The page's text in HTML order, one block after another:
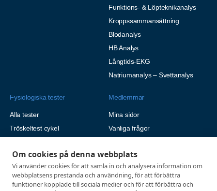
Om cookies på denna webbplats
Vi använder cookies för att samla in och analysera information om
webbplatsens prestanda och användning, för att förbättra
funktioner kopplade till sociala medier och för att förbättra och
Funktions- & Löpteknikanalys
Kroppssammansättning
Blodanalys
HB Analys
Långtids-EKG
Natriumanalys – Svettanalys
Fysiologiska tester
Alla tester
Tröskeltest cykel
Tröskeltest skidor
Tröskeltest triathlon (cykel +
löpning)
Medlemmar
Mina sidor
Vanliga frågor
© 2026
Integritetspolicy